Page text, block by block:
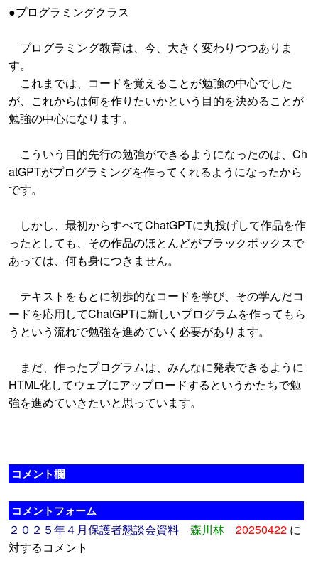
●プログラミングクラス
プログラミング教育は、今、大きく変わりつつありま
す。
これまでは、コードを覚えることが勉強の中心でした
が、これからは何を作りたいかという目的を決めることが
勉強の中心になります。
こういう目的先行の勉強ができるようになったのは、Ch
atGPTがプログラミングを作ってくれるようになったから
です。
しかし、最初からすべてChatGPTに丸投げして作品を作
ったとしても、その作品のほとんどがブラックボックスで
あっては、何も身につきません。
テキストをもとに初歩的なコードを学び、その学んだコ
ードを応用してChatGPTに新しいプログラムを作ってもら
うという流れで勉強を進めていく必要があります。
まだ、作ったプログラムは、みんなに発表できるように
HTML化してウェブにアップロードするというかたちで勉
強を進めていきたいと思っています。
コメント欄
コメントフォーム
２０２５年４月保護者懇談会資料 森川林 20250422 に
対するコメント